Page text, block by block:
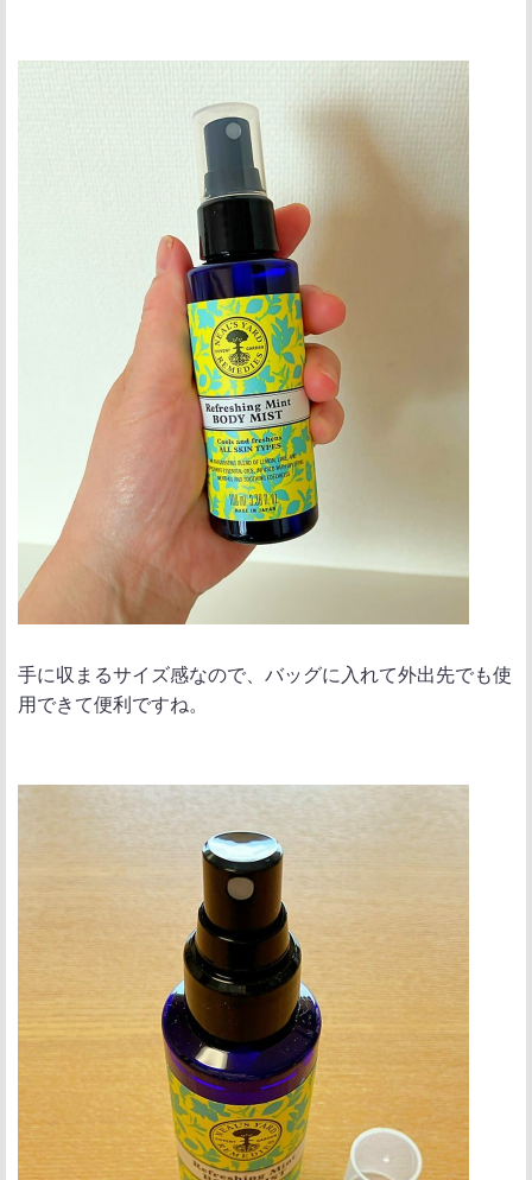
手に収まるサイズ感なので、バッグに入れて外出先でも使
用できて便利ですね。